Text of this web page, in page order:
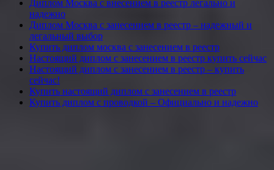
Диплом Москва с внесением в реестр легально и
надежно
Диплом Москва с занесением в реестр – надежный и
легальный выбор
Купить диплом москва с занесением в реестр
Настоящий диплом с занесением в реестр купить сейчас
Настоящий диплом с занесением в реестр – купить
сейчас!
Купить настоящий диплом с занесением в реестр
Купить диплом с проводкой – Официально и надежно